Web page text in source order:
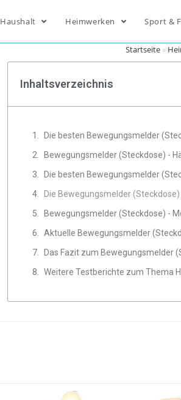
Haushalt Heimwerken Sport &
Startseite»
Inhaltsverzeichnis
Die Bewegungsmelder